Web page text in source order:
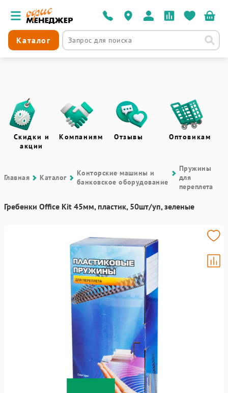
Каталог
Скидки и
акции
Компаниям Отзывы Оптовикам
Главная Каталог
Контоpские машины и
банковское оборудование
Пружины
для
переплета
Гребенки Office Kit 45мм, пластик, 50шт/уп, зеленые